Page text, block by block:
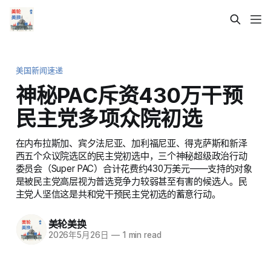
美国新闻速递
神秘PAC斥资430万干预
民主党多项众院初选
在内布拉斯加、宾夕法尼亚、加利福尼亚、得克萨斯和新泽
西五个众议院选区的民主党初选中，三个神秘超级政治行动
委员会（Super PAC）合计花费约430万美元——支持的对象
是被民主党高层视为普选竞争力较弱甚至有害的候选人。民
主党人坚信这是共和党干预民主党初选的蓄意行动。
美轮美换
2026年5月26日 —1 min read